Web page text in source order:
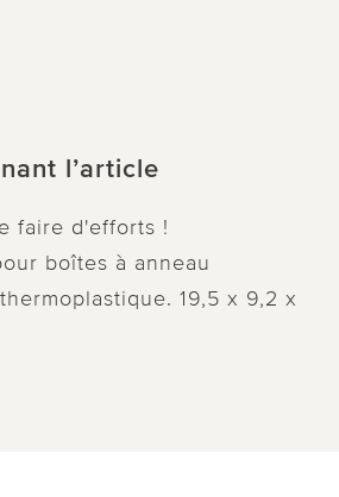
l’article
faire d'efforts !
boîtes à anneau
19,5 x 9,2 x